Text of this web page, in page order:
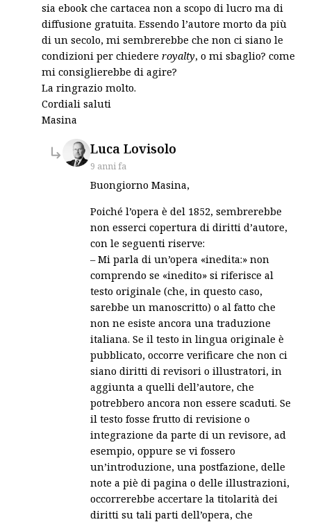
sia ebook che cartacea non a scopo di lucro ma di
diffusione gratuita. Essendo l’autore morto da più
di un secolo, mi sembrerebbe che non ci siano le
condizioni per chiedere royalty, o mi sbaglio? come
mi consiglierebbe di agire?
La ringrazio molto.
Cordiali saluti
Masina
Luca Lovisolo
9 anni fa
Buongiorno Masina,
Poiché l’opera è del 1852, sembrerebbe
non esserci copertura di diritti d’autore,
con le seguenti riserve:
– Mi parla di un’opera «inedita:» non
comprendo se «inedito» si riferisce al
testo originale (che, in questo caso,
sarebbe un manoscritto) o al fatto che
non ne esiste ancora una traduzione
italiana. Se il testo in lingua originale è
pubblicato, occorre verificare che non ci
siano diritti di revisori o illustratori, in
aggiunta a quelli dell’autore, che
potrebbero ancora non essere scaduti. Se
il testo fosse frutto di revisione o
integrazione da parte di un revisore, ad
esempio, oppure se vi fossero
un’introduzione, una postfazione, delle
note a piè di pagina o delle illustrazioni,
occorrerebbe accertare la titolarità dei
diritti su tali parti dell’opera, che